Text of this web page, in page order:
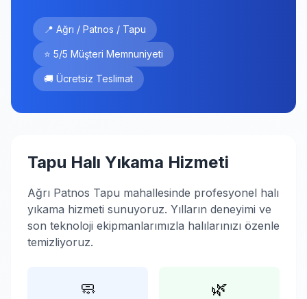
📍 Ağrı / Patnos / Tapu
⭐ 5/5 Müşteri Memnuniyeti
🚚 Ücretsiz Teslimat
Tapu Halı Yıkama Hizmeti
Ağrı Patnos Tapu mahallesinde profesyonel halı
yıkama hizmeti sunuyoruz. Yılların deneyimi ve
son teknoloji ekipmanlarımızla halılarınızı özenle
temizliyoruz.
🧼 🌿